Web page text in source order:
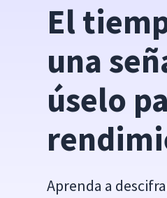
El
una
úselo
Aprenda a